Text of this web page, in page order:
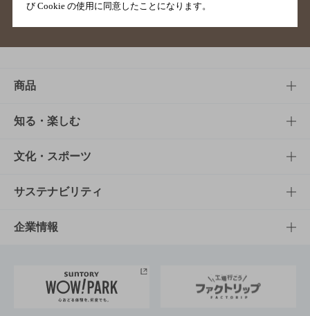
商品
商品TOP
商品一覧
商品発売情報
栄養成分一覧
知る・楽しむ
知る・楽しむTOP
キャンペーン
工場見学
地域情報
文化・スポーツ
文化・スポーツTOP
サントリーホール
サントリーサンバーズ大阪
サステナビリティ
サステナビリティTOP
サントリーが考えるサステナビリティ経営
企業情報
企業概要
び Cookie の使用に同意したことになります。